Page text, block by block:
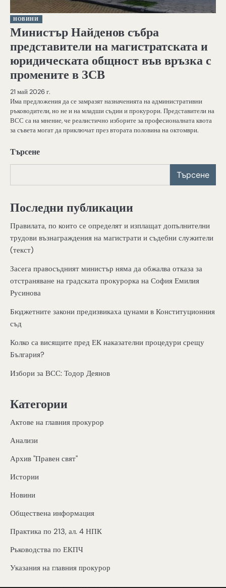
НОВИНИ
Министър Найденов събра
представители на магистратската и
юридическата общност във връзка с
промените в ЗСВ
21 май 2026 г.
Има предложения да се замразят назначенията на административни
ръководители, но не и на младши съдии и прокурори. Представители на
ВСС са на мнение, че реалистично изборите за професионалната квота
за съвета могат да приключат през втората половина на октомври.
Търсене
Търсене
Последни публикации
Правилата, по които се определят и изплащат допълнителни
трудови възнаграждения на магистрати и съдебни служители
(текст)
Засега правосъдният министър няма да обжалва отказа за
отстраняване на градската прокурорка на София Емилия
Русинова
Бюджетните закони предизвикаха цунами в Конституционния
съд
Колко са висящите пред ЕК наказателни процедури срещу
България?
Избори за ВСС: Тодор Деянов
Категории
Актове на главния прокурор
Анализи
Архив "Правен свят"
Истории
Новини
Обществена информация
Практика по 213, ал. 4 НПК
Ръководства по ЕКПЧ
Указания на главния прокурор